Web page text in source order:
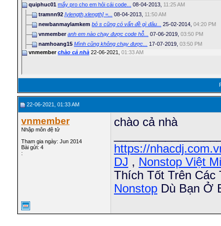
quiphuc01 mấy pro cho em hỏi cái code... 08-04-2013, 11:25 AM
tramnn92 [ylength,xlength] =... 08-04-2013, 11:50 AM
newbanmaylamkem bỏ s cũng có vấn đề gì đâu... 25-02-2014, 04:20 PM
vnmember anh em nào chạy được code hỗ... 07-06-2019, 03:50 PM
namhoang15 Mình cũng không chạy được... 17-07-2019, 03:50 PM
vnmember chào cả nhà 22-06-2021, 01:33 AM
22-06-2021, 01:33 AM
vnmember
Nhập môn đệ tử
Tham gia ngày: Jun 2014
Bài gửi: 4
:
chào cả nhà
https://
DJ , Nonstop Việt
Thích Tốt Trên Các
Nonstop Dù Bạn Ở